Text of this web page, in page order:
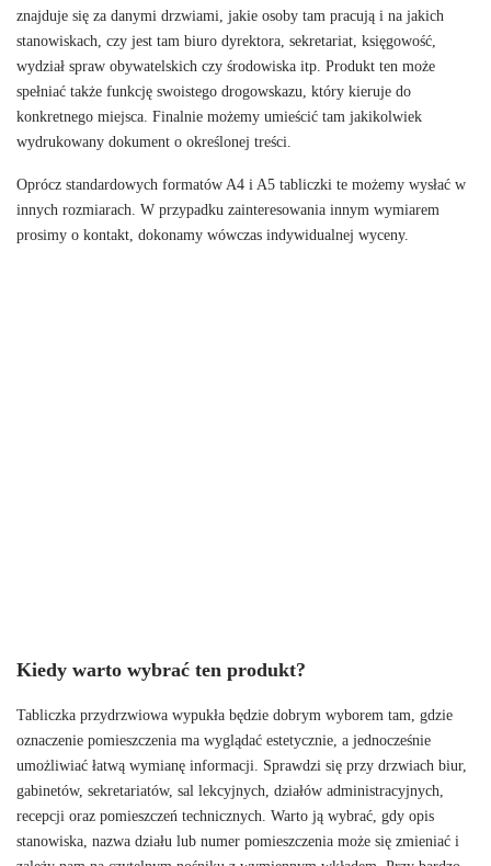
znajduje się za danymi drzwiami, jakie osoby tam pracują i na jakich
stanowiskach, czy jest tam biuro dyrektora, sekretariat, księgowość,
wydział spraw obywatelskich czy środowiska itp. Produkt ten może
spełniać także funkcję swoistego drogowskazu, który kieruje do
konkretnego miejsca. Finalnie możemy umieścić tam jakikolwiek
wydrukowany dokument o określonej treści.
Oprócz standardowych formatów A4 i A5 tabliczki te możemy wysłać w
innych rozmiarach. W przypadku zainteresowania innym wymiarem
prosimy o kontakt, dokonamy wówczas indywidualnej wyceny.
Kiedy warto wybrać ten produkt?
Tabliczka przydrzwiowa wypukła będzie dobrym wyborem tam, gdzie
oznaczenie pomieszczenia ma wyglądać estetycznie, a jednocześnie
umożliwiać łatwą wymianę informacji. Sprawdzi się przy drzwiach biur,
gabinetów, sekretariatów, sal lekcyjnych, działów administracyjnych,
recepcji oraz pomieszczeń technicznych. Warto ją wybrać, gdy opis
stanowiska, nazwa działu lub numer pomieszczenia może się zmieniać i